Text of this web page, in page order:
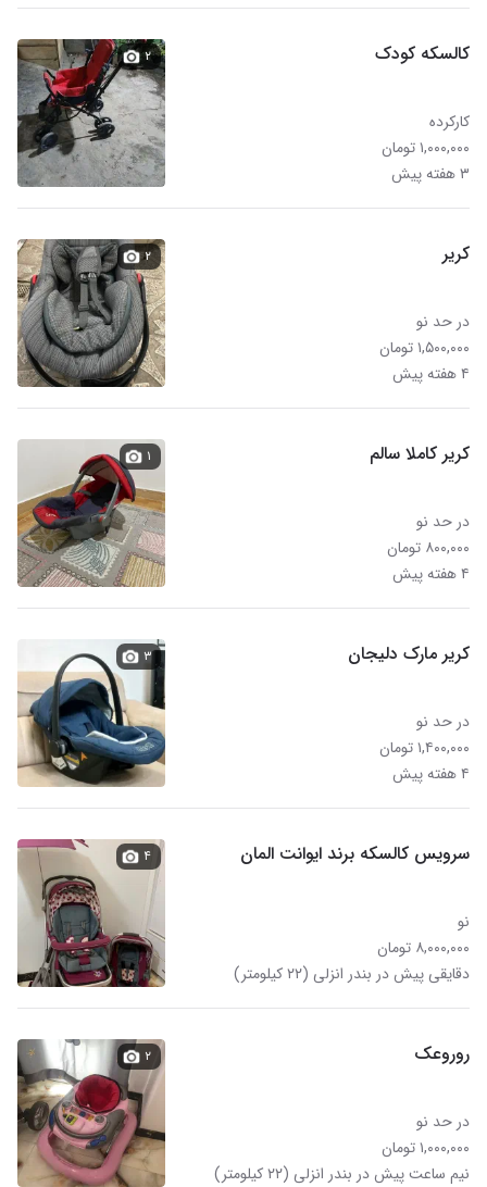
کالسکه کودک
کارکرده
۱,۰۰۰,۰۰۰ تومان
۳ هفته پیش
۲
کریر
در حد نو
۱,۵۰۰,۰۰۰ تومان
۴ هفته پیش
۲
کریر کاملا سالم
در حد نو
۸۰۰,۰۰۰ تومان
۴ هفته پیش
۱
کریر مارک دلیجان
در حد نو
۱,۴۰۰,۰۰۰ تومان
۴ هفته پیش
۳
سرویس کالسکه برند ایوانت المان
نو
۸,۰۰۰,۰۰۰ تومان
دقایقی پیش در بندر انزلی (۲۲ کیلومتر)
۴
روروعک
در حد نو
۱,۰۰۰,۰۰۰ تومان
نیم ساعت پیش در بندر انزلی (۲۲ کیلومتر)
۲